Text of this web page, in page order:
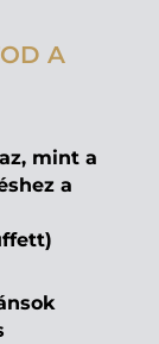
A
mint a
a